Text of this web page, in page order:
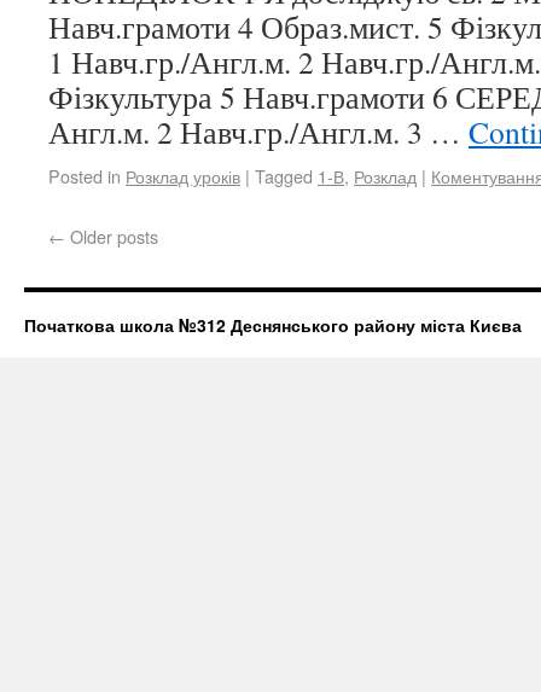
Навч.грамоти 4 Образ.мист. 5
1 Навч.гр./Англ.м. 2 Навч.гр./
Фізкультура 5 Навч.грамоти 6
Англ.м. 2 Навч.гр./Англ.м. 3 …
Posted in Розклад уроків | Tagged 1-В, Розклад |
← Older posts
Початкова школа №312 Деснянського району міста Києва